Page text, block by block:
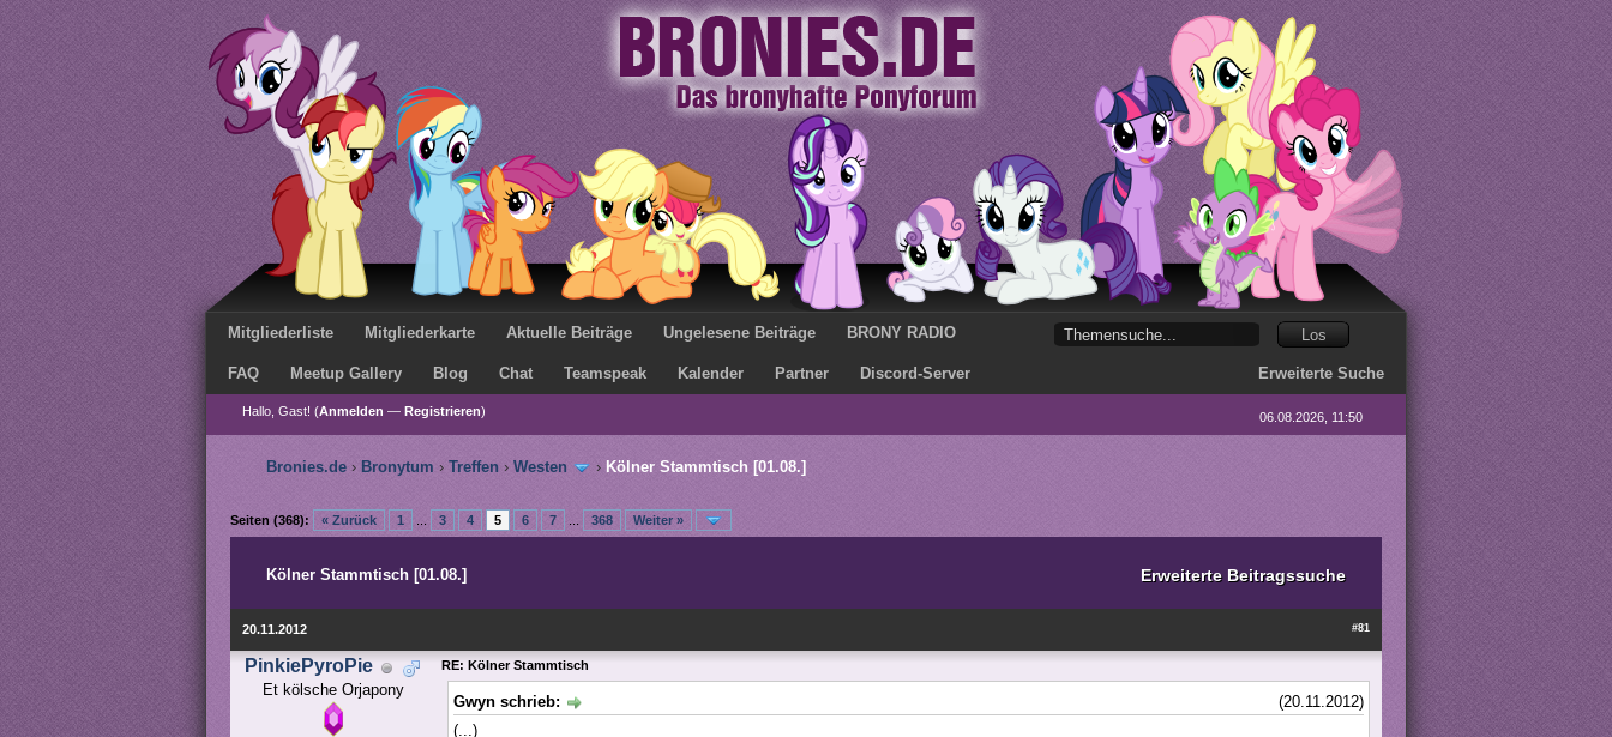
Mitgliederliste Mitgliederkarte Aktuelle Beiträge Ungelesene Beiträge BRONY RADIO
FAQ Meetup Gallery Blog Chat Teamspeak Kalender Partner Discord-Server Erweiterte Suche
Hallo, Gast! (Anmelden — Registrieren) 06.08.2026, 11:50
Bronies.de › Bronytum › Treffen › Westen › Kölner Stammtisch [01.08.]
Seiten (368): « Zurück 1 3 4 5 6 7 368 Weiter »
Erweiterte Beitragssuche
Kölner Stammtisch [01.08.]
#81
20.11.2012
PinkiePyroPie
Et kölsche Orjapony
RE: Kölner Stammtisch
(20.11.2012)
Gwyn schrieb:
(...)